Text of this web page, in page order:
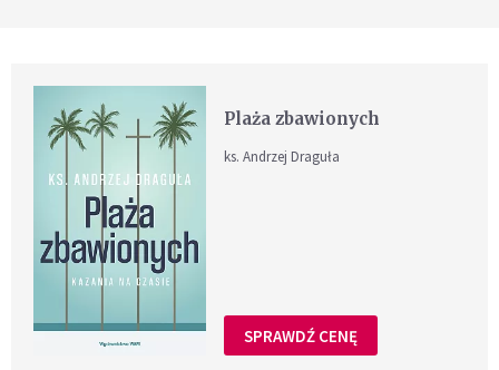
Plaża zbawionych
ks. Andrzej Draguła
SPRAWDŹ CENĘ